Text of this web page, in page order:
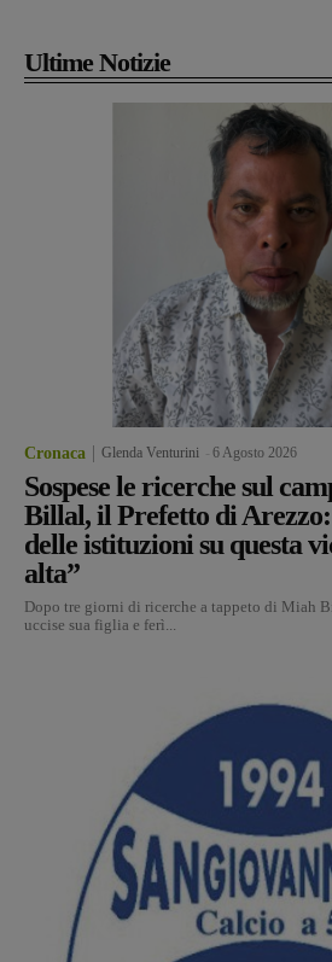
Ultime Notizie
Cronaca Glenda Venturini 6 Agosto 2026
Sospese le ricerche sul
Billal, il Prefetto di Arezzo:
delle istituzioni su questa
alta”
Dopo tre giorni di ricerche a tappeto di Miah
uccise sua figlia e ferì...